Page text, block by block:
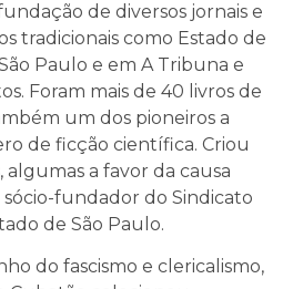
de diversos jornais e
tradicionais como Estado de
Paulo e em A Tribuna e
Foram mais de 40 livros de
um dos pioneiros a
de ficção científica. Criou
algumas a favor da causa
fundador do Sindicato
de São Paulo.
do fascismo e clericalismo,